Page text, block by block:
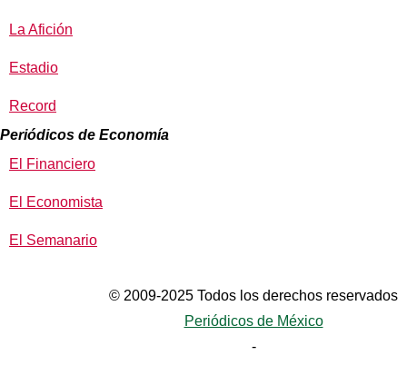
La Afición
Estadio
Record
Periódicos de Economía
El Financiero
El Economista
El Semanario
© 2009-2025 Todos los derechos reservados
Periódicos de México
-